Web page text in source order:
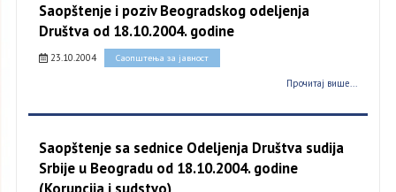
Saopštenje i poziv Beogradskog odeljenja
Društva od 18.10.2004. godine
23.10.2004 Саопштења за јавност
Прочитај више...
Saopštenje sa sednice Odeljenja Društva sudija
Srbije u Beogradu od 18.10.2004. godine